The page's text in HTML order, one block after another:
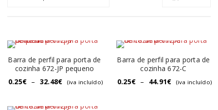
Barra de perfil para porta de
cozinha 672-JP pequeno
0.25€ – 32.48€ (iva incluído)
Barra de perfil para porta de
cozinha 672-C
0.25€ – 44.91€ (iva incluído)